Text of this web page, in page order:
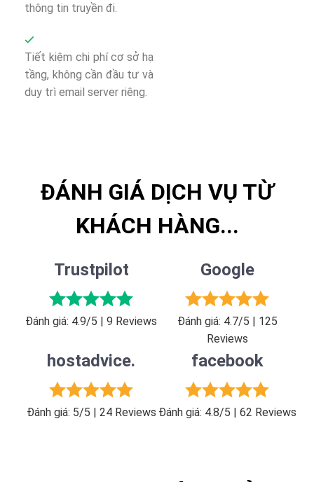
thông tin truyền đi.
Tiết kiệm chi phí cơ sở hạ
tầng, không cần đầu tư và
duy trì email server riêng.
ĐÁNH GIÁ DỊCH VỤ TỪ
KHÁCH HÀNG...
Trustpilot
Đánh giá: 4.9/5 | 9 Reviews
Google
Đánh giá: 4.7/5 | 125
Reviews
hostadvice.
Đánh giá: 5/5 | 24 Reviews
facebook
Đánh giá: 4.8/5 | 62 Reviews